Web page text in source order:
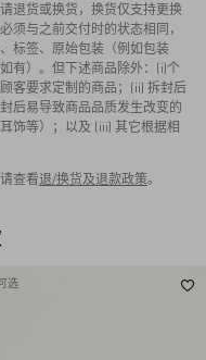
退货或换货，换货仅支持更换
须与之前交付时的状态相同，
标签、原始包装（例如包装
有）。但下述商品除外：(i)个
客要求定制的商品；(ii) 拆封后
后易导致商品品质发生改变的
饰等）；以及 (iii) 其它根据相
查看退/换货及退款政策。
选